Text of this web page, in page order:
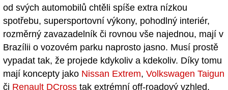
od svých automobilů chtěli spíše extra nízkou
spotřebu, supersportovní výkony, pohodlný interiér,
rozměrný zavazadelník či rovnou vše najednou, mají v
Brazílii o vozovém parku naprosto jasno. Musí prostě
vypadat tak, že projede kdykoliv a kdekoliv. Díky tomu
mají koncepty jako Nissan Extrem, Volkswagen Taigun
či Renault DCross tak extrémní off-roadový vzhled,